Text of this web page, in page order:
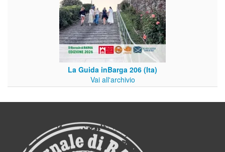
La Guida inBarga 206 (Ita)
Vai all'archivio